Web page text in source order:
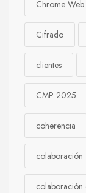
Chrome
Cifrado
clientes
CMP 2025
coherencia
colaboración
colaboración